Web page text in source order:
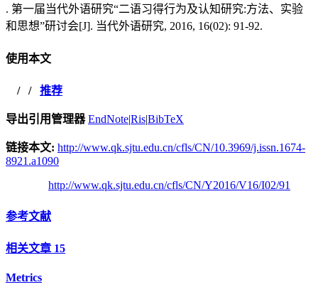
. 第一届当代外语研究“二语习得行为及认知研究:方法、实验
和思想”研讨会[J]. 当代外语研究, 2016, 16(02): 91-92.
使用本文
/ / 推荐
导出引用管理器 EndNote|Ris|BibTeX
链接本文: http://www.qk.sjtu.edu.cn/cfls/CN/10.3969/j.issn.1674-
8921.a1090
http://www.qk.sjtu.edu.cn/cfls/CN/Y2016/V16/I02/91
参考文献
相关文章 15
Metrics